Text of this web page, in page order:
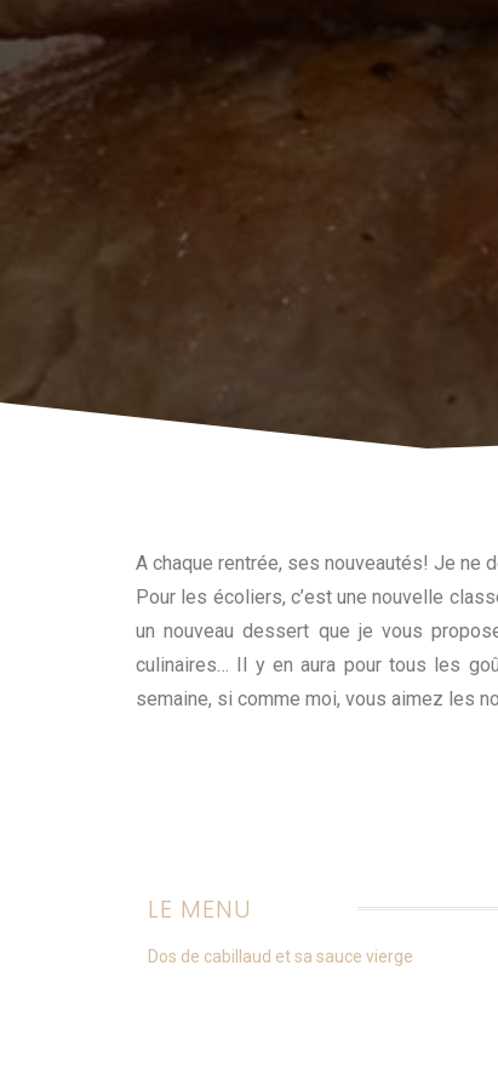
A chaque rentrée, ses nouveautés! Je ne
Pour les écoliers, c’est une nouvelle
un nouveau dessert que je vous
culinaires… Il y en aura pour tous les
semaine, si comme moi, vous aimez les
LE MENU
Dos de cabillaud et sa sauce vierge